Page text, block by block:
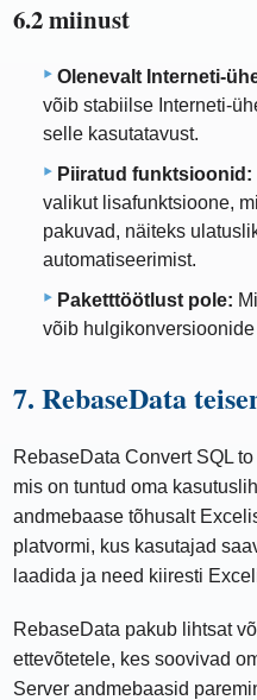
6.2 miinust
Olenevalt Interneti-
võib stabiilse Interneti-
selle kasutatavust.
Piiratud funktsioonid:
valikut lisafunktsioone,
pakuvad, näiteks
automatiseerimist.
Paketttöötlust pole:
võib
7. RebaseData
RebaseData Convert SQL
mis on tuntud oma
andmebaase tõhusalt
platvormi, kus kasutajad
laadida ja need kiiresti
RebaseData pakub lihtsat
ettevõtetele, kes soovivad
Server andmebaasid